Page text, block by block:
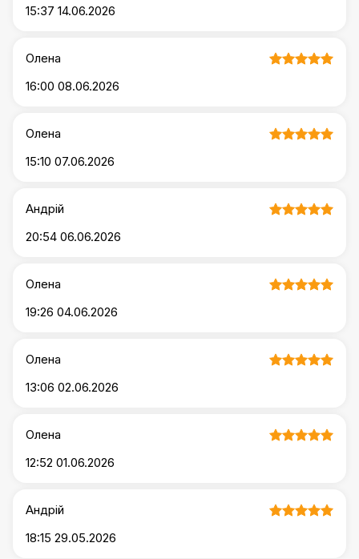
15:37 14.06.2026
Олена
16:00 08.06.2026
Олена
15:10 07.06.2026
Андрій
20:54 06.06.2026
Олена
19:26 04.06.2026
Олена
13:06 02.06.2026
Олена
12:52 01.06.2026
Андрій
18:15 29.05.2026